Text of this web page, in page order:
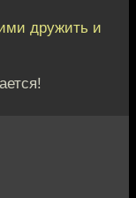
дружить и